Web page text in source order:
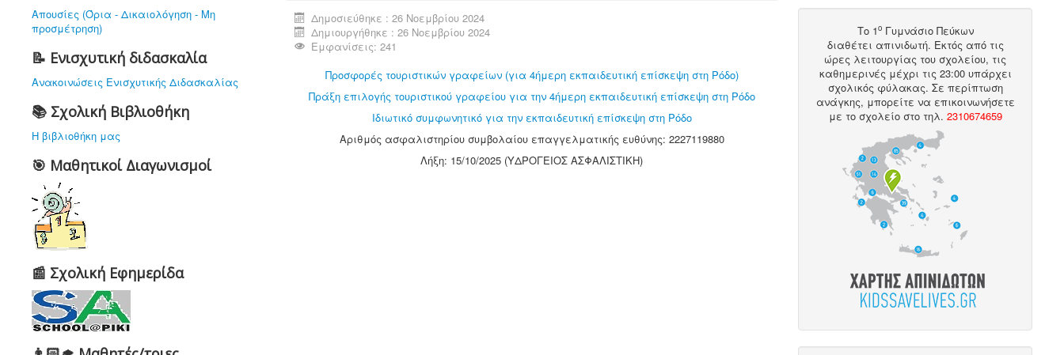
Απουσίες (Όρια - Δικαιολόγηση - Μη
προσμέτρηση)
📝 Ενισχυτική διδασκαλία
Ανακοινώσεις Ενισχυτικής Διδασκαλίας
📚 Σχολική Βιβλιοθήκη
Η βιβλιοθήκη μας
🎯 Μαθητικοί Διαγωνισμοί
📰 Σχολική Εφημερίδα
Δημοσιεύθηκε : 26 Νοεμβρίου 2024
Δημιουργήθηκε : 26 Νοεμβρίου 2024
Εμφανίσεις: 241
Προσφορές τουριστικών γραφείων (για 4ήμερη εκπαιδευτική επίσκεψη στη Ρόδο)
Πράξη επιλογής τουριστικού γραφείου για την 4ήμερη εκπαιδευτική επίσκεψη στη Ρόδο
Ιδιωτικό συμφωνητικό για την εκπαιδευτική επίσκεψη στη Ρόδο
Αριθμός ασφαλιστηρίου συμβολαίου επαγγελματικής ευθύνης: 2227119880
Λήξη: 15/10/2025 (ΥΔΡΟΓΕΙΟΣ ΑΣΦΑΛΙΣΤΙΚΗ)
Το 1οΓυμνάσιο Πεύκων
διαθέτει απινιδωτή. Εκτός από τις
ώρες λειτουργίας του σχολείου, τις
καθημερινές μέχρι τις 23:00 υπάρχει
σχολικός φύλακας. Σε περίπτωση
ανάγκης, μπορείτε να επικοινωνήσετε
με το σχολείο στο τηλ. 2310674659